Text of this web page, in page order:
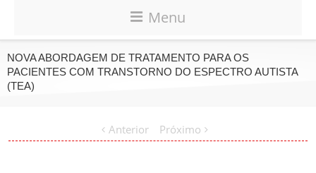
Menu
NOVA ABORDAGEM DE TRATAMENTO PARA OS
PACIENTES COM TRANSTORNO DO ESPECTRO AUTISTA
(TEA)
Anterior Próximo